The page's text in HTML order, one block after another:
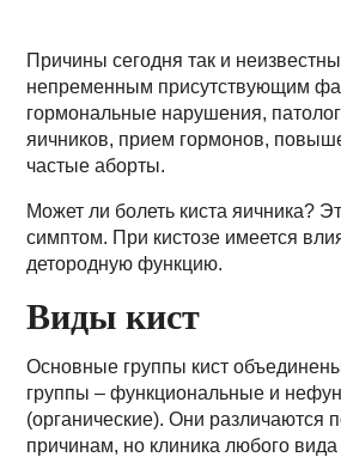
Причины сегодня так и
непременным присутствующим
гормональные нарушения,
яичников, прием гормонов,
частые аборты.
Может ли болеть киста яичника?
симптом. При кистозе имеется
детородную функцию.
Виды кист
Основные группы кист
группы – функциональные и
(органические). Они различаются
причинам, но клиника любого